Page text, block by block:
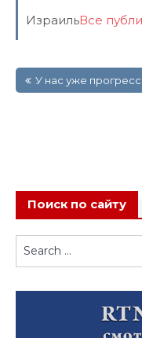
ИзраильВсе
поУ нас уже
Поиск по сайту
Search
for: